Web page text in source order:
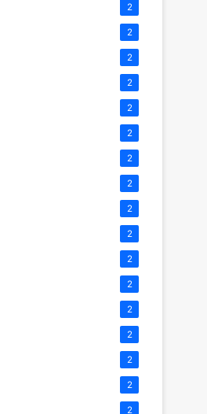
2
2
2
2
2
2
2
2
2
2
2
2
2
2
2
2
2